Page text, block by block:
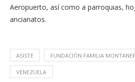
Aeropuerto, así como a parroquias,
ancianatos.
ASISTE FUNDACIÓN FAMILIA
VENEZUELA